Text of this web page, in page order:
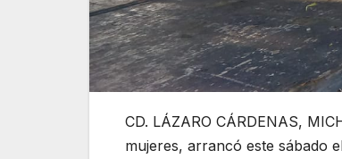
CD. LÁZARO CÁRDENAS,
mujeres, arrancó este sábado